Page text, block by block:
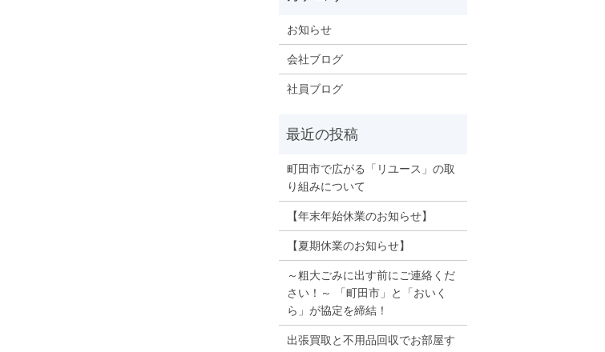
お知らせ
会社ブログ
社員ブログ
町田市で広がる「リユース」の取
り組みについて
【年末年始休業のお知らせ】
【夏期休業のお知らせ】
～粗大ごみに出す前にご連絡くだ
さい！～ 「町田市」と「おいく
ら」が協定を締結！
出張買取と不用品回収でお部屋す